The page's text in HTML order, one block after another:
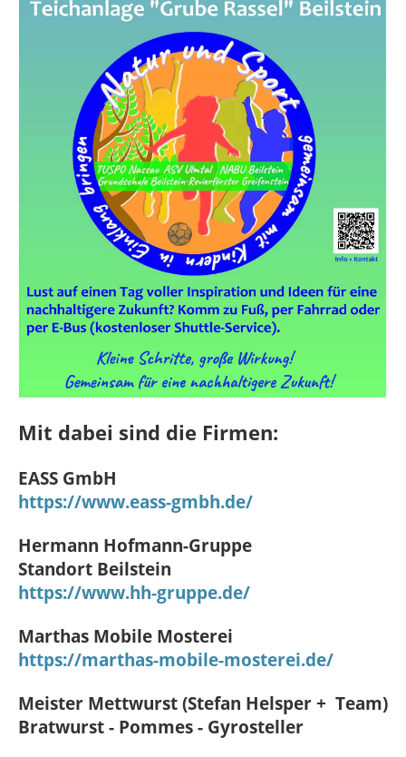
Mit dabei sind die Firmen:
EASS GmbH
https://www.eass-gmbh.de/
Hermann Hofmann-Gruppe
Standort Beilstein
https://www.hh-gruppe.de/
Marthas Mobile Mosterei
https://marthas-mobile-mosterei.de/
Meister Mettwurst (Stefan Helsper + Team)
Bratwurst - Pommes - Gyrosteller